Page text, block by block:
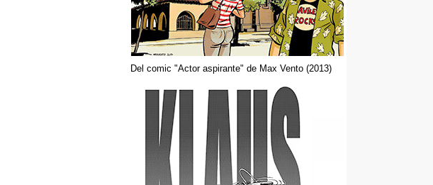
Del comic "Actor aspirante" de Max Vento (2013)